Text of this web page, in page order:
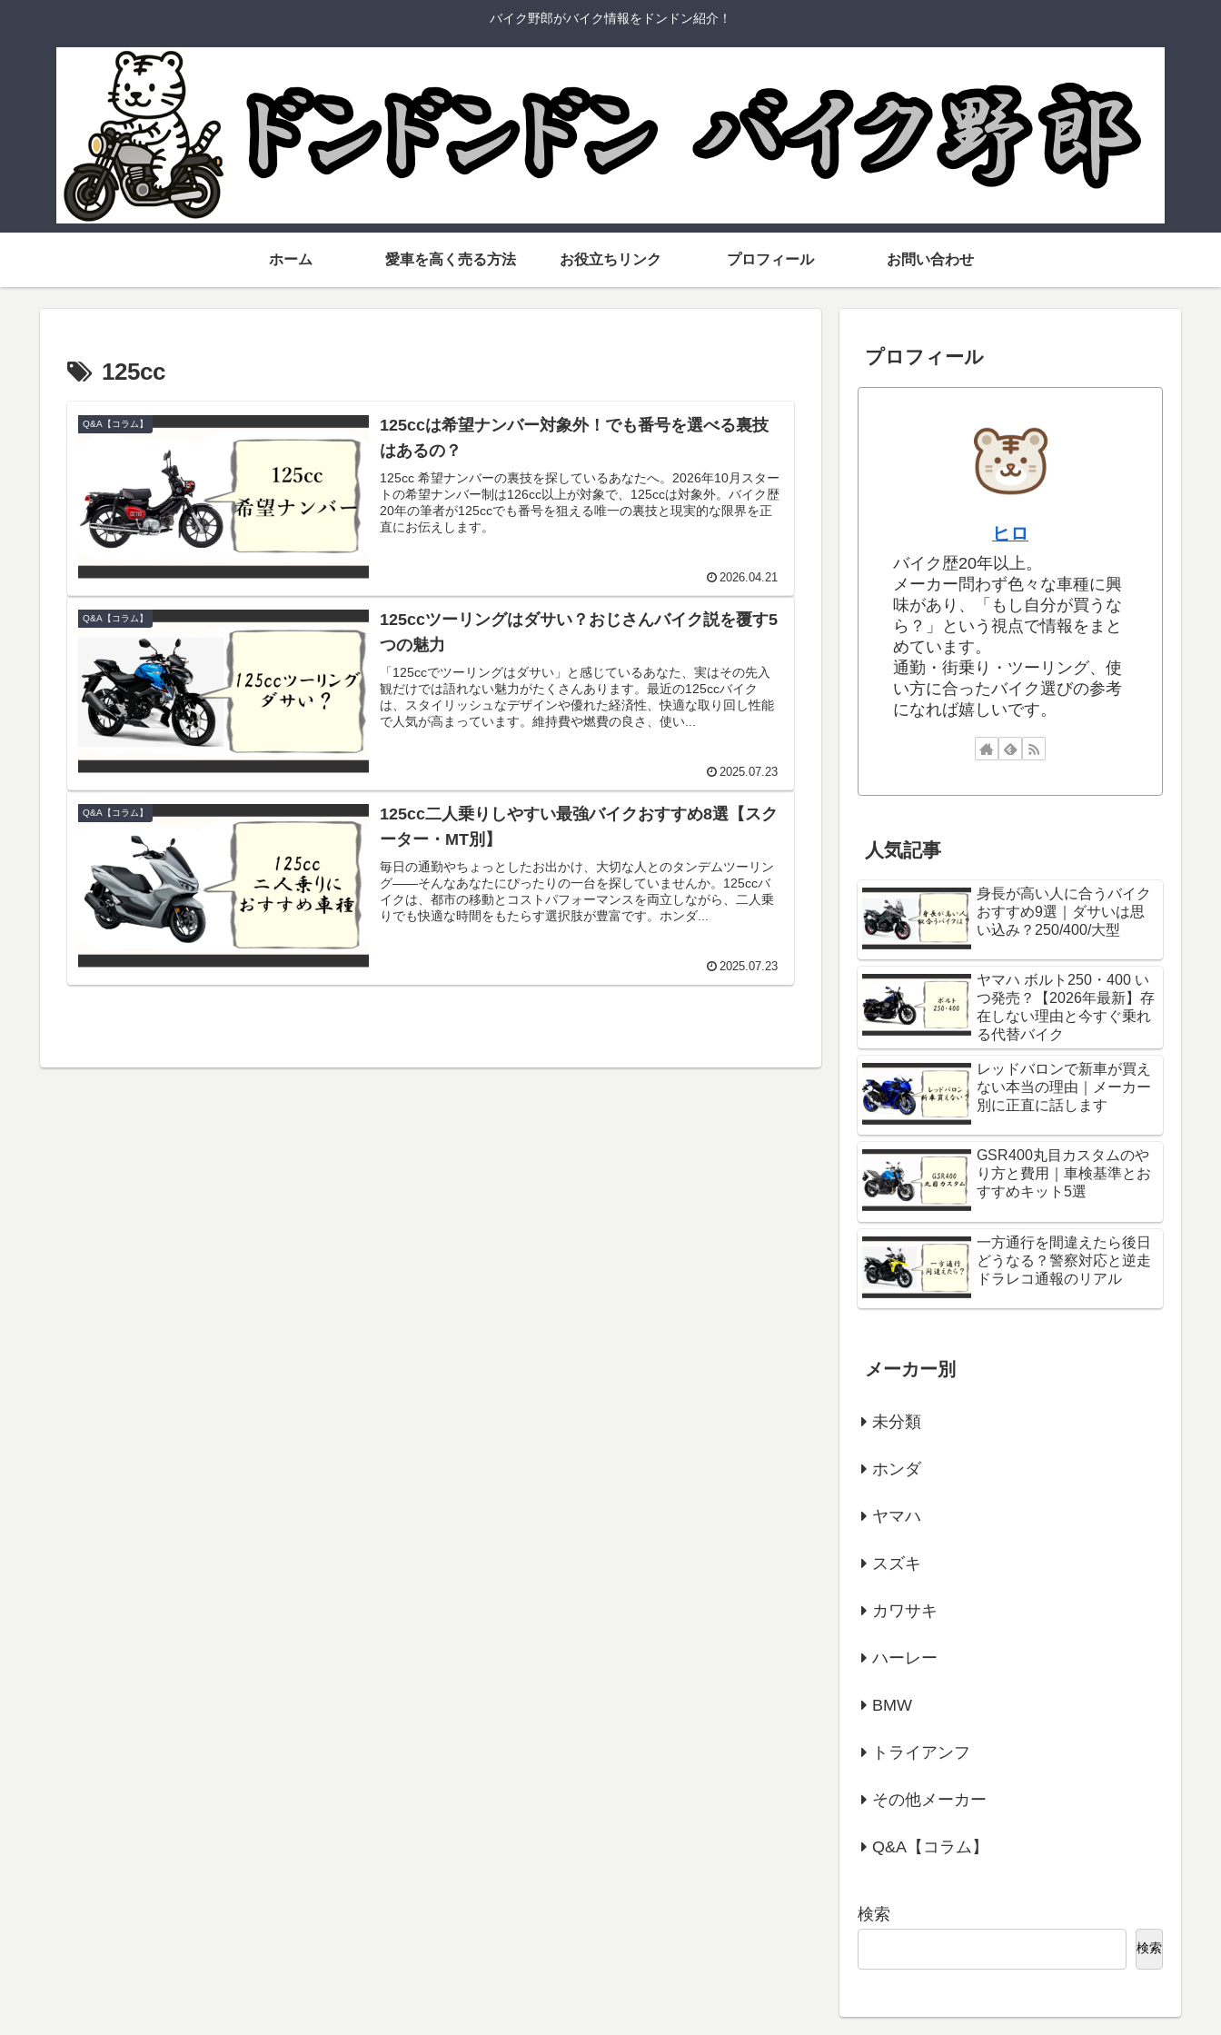
バイク野郎がバイク情報をドンドン紹介！
ホーム 愛車を高く売る方法 お役立ちリンク プロフィール お問い合わせ
125cc
Q&A【コラム】
125ccは希望ナンバー対象外！でも番号を選べる裏技
はあるの？
125cc 希望ナンバーの裏技を探しているあなたへ。2026年10月スター
トの希望ナンバー制は126cc以上が対象で、125ccは対象外。バイク歴
20年の筆者が125ccでも番号を狙える唯一の裏技と現実的な限界を正
直にお伝えします。
2026.04.21
Q&A【コラム】
125ccツーリングはダサい？おじさんバイク説を覆す5
つの魅力
「125ccでツーリングはダサい」と感じているあなた、実はその先入
観だけでは語れない魅力がたくさんあります。最近の125ccバイク
は、スタイリッシュなデザインや優れた経済性、快適な取り回し性能
で人気が高まっています。維持費や燃費の良さ、使い...
2025.07.23
Q&A【コラム】
125cc二人乗りしやすい最強バイクおすすめ8選【スク
ーター・MT別】
毎日の通勤やちょっとしたお出かけ、大切な人とのタンデムツーリン
グ――そんなあなたにぴったりの一台を探していませんか。125ccバ
イクは、都市の移動とコストパフォーマンスを両立しながら、二人乗
りでも快適な時間をもたらす選択肢が豊富です。ホンダ...
2025.07.23
プロフィール
ヒロ
バイク歴20年以上。
メーカー問わず色々な車種に興
味があり、「もし自分が買うな
ら？」という視点で情報をまと
めています。
通勤・街乗り・ツーリング、使
い方に合ったバイク選びの参考
になれば嬉しいです。
人気記事
身長が高い人に合うバイク
おすすめ9選｜ダサいは思
い込み？250/400/大型
ヤマハ ボルト250・400 い
つ発売？【2026年最新】存
在しない理由と今すぐ乗れ
る代替バイク
レッドバロンで新車が買え
ない本当の理由｜メーカー
別に正直に話します
GSR400丸目カスタムのや
り方と費用｜車検基準とお
すすめキット5選
一方通行を間違えたら後日
どうなる？警察対応と逆走
ドラレコ通報のリアル
メーカー別
未分類
ホンダ
ヤマハ
スズキ
カワサキ
ハーレー
BMW
トライアンフ
その他メーカー
Q&A【コラム】
検索
検索